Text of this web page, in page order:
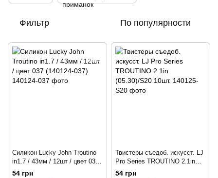
Фильтр По популярности
Силикон Lucky John Troutino
in1.7 / 43мм / 12шт / цвет 037
(140124-037)
54 грн
Твистеры съедоб. искусст. LJ
Pro Series TROUTINO 2.1in
(05.30)/S20 10шт.
54 грн